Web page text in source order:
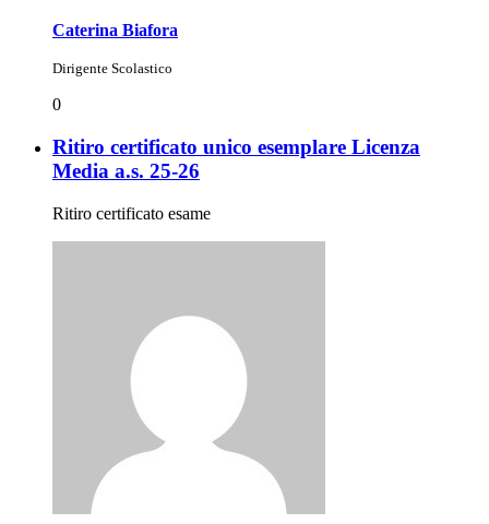
Caterina Biafora
Dirigente Scolastico
0
Ritiro certificato unico esemplare Licenza
Media a.s. 25-26
Ritiro certificato esame